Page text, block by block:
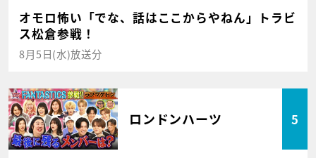
オモロ怖い「でな、話はここからやねん」トラビ
ス松倉参戦！
8月5日(水)放送分
ロンドンハーツ 5